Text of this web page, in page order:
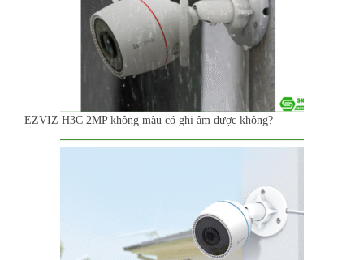
EZVIZ H3C 2MP không màu có ghi âm được không?